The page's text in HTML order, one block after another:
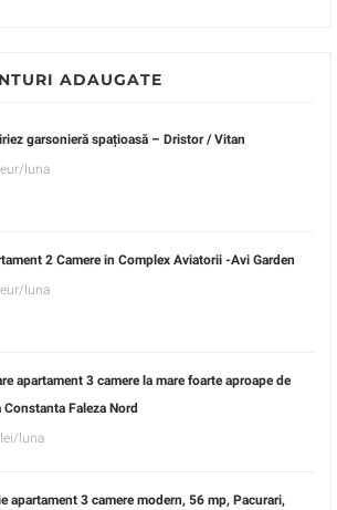
ADAUGATE
garsonieră spațioasă – Dristor / Vitan
luna
2 Camere in Complex Aviatorii -Avi Garden
luna
apartament 3 camere la mare foarte aproape de
Constanta Faleza Nord
luna
apartament 3 camere modern, 56 mp, Pacurari,